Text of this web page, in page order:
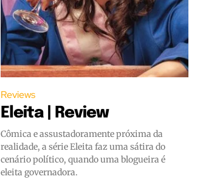
Reviews
Eleita | Review
Cômica e assustadoramente próxima da
realidade, a série Eleita faz uma sátira do
cenário político, quando uma blogueira é
eleita governadora.